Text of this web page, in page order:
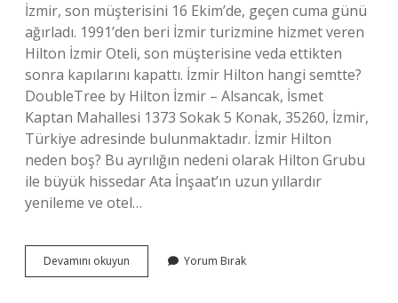
İzmir, son müşterisini 16 Ekim’de, geçen cuma günü
ağırladı. 1991’den beri İzmir turizmine hizmet veren
Hilton İzmir Oteli, son müşterisine veda ettikten
sonra kapılarını kapattı. İzmir Hilton hangi semtte?
DoubleTree by Hilton İzmir – Alsancak, İsmet
Kaptan Mahallesi 1373 Sokak 5 Konak, 35260, İzmir,
Türkiye adresinde bulunmaktadır. İzmir Hilton
neden boş? Bu ayrılığın nedeni olarak Hilton Grubu
ile büyük hissedar Ata İnşaat’ın uzun yıllardır
yenileme ve otel…
Devamını okuyun
Hilton
Yorum Bırak